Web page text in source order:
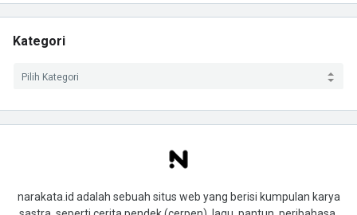
Kategori
narakata.id adalah sebuah situs web yang berisi kumpulan karya